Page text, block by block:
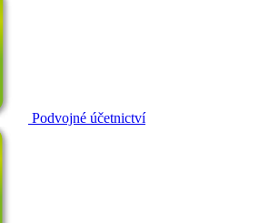
Podvojné účetnictví